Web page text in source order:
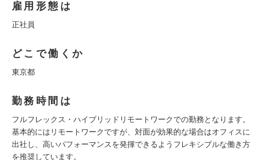
雇用形態は
正社員
どこで働くか
東京都
勤務時間は
フルフレックス・ハイブリッドリモートワークでの勤務となります。
基本的にはリモートワークですが、対面が効果的な場合はオフィスに
出社し、高いパフォーマンスを発揮できるようフレキシブルな働き方
を推奨しています。